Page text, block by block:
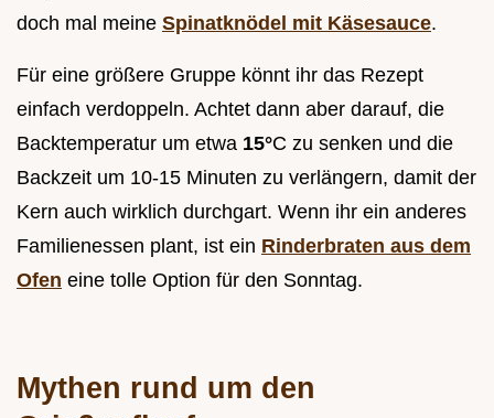
doch mal meine Spinatknödel mit Käsesauce.
Für eine größere Gruppe könnt ihr das Rezept
einfach verdoppeln. Achtet dann aber darauf, die
Backtemperatur um etwa 15°C zu senken und die
Backzeit um 10-15 Minuten zu verlängern, damit der
Kern auch wirklich durchgart. Wenn ihr ein anderes
Familienessen plant, ist ein Rinderbraten aus dem
Ofen eine tolle Option für den Sonntag.
Mythen rund um den